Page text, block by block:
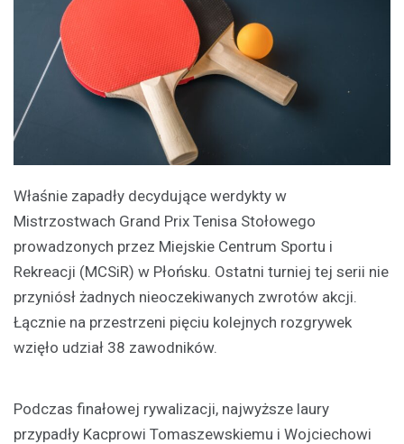
Właśnie zapadły decydujące werdykty w
Mistrzostwach Grand Prix Tenisa Stołowego
prowadzonych przez Miejskie Centrum Sportu i
Rekreacji (MCSiR) w Płońsku. Ostatni turniej tej serii nie
przyniósł żadnych nieoczekiwanych zwrotów akcji.
Łącznie na przestrzeni pięciu kolejnych rozgrywek
wzięło udział 38 zawodników.
Podczas finałowej rywalizacji, najwyższe laury
przypadły Kacprowi Tomaszewskiemu i Wojciechowi